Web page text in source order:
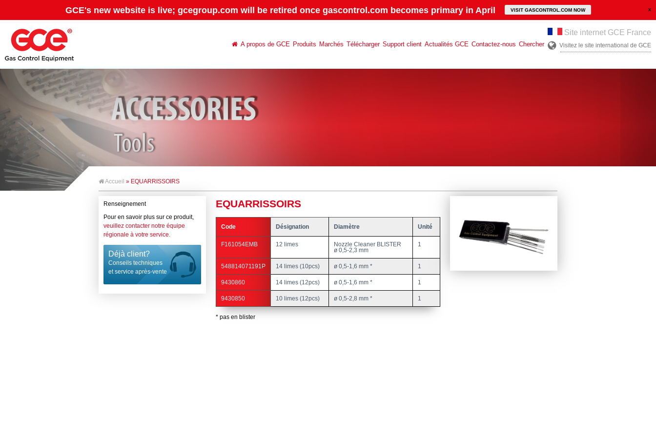
GCE's new website is live; gcegroup.com will be retired once gascontrol.com becomes primary in April VISIT GASCONTROL.COM NOW
A propos de GCE Produits Marchés Télécharger Support client Actualités GCE Contactez-nous Chercher
Site internet GCE France
Visitez le site international de GCE
Accueil » EQUARRISSOIRS
Renseignement
Pour en savoir plus sur ce produit,
veuillez contacter notre équipe
régionale à votre service.
Déjà client?
Conseils techniques
et service après-vente
EQUARRISSOIRS
Code Désignation Diamètre Unité
F161054EMB 12 limes
Nozzle Cleaner BLISTER
ø 0,5-2,3 mm
1
548814071191P 14 limes (10pcs) ø 0,5-1,6 mm * 1
9430860 14 limes (12pcs) ø 0,5-1,6 mm * 1
9430850 10 limes (12pcs) ø 0,5-2,8 mm * 1
* pas en blister